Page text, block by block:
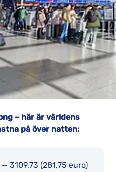
– här är världens
på över natten:
3109,73 (281,75 euro)